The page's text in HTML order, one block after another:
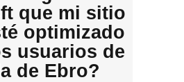
que mi sitio
optimizado
usuarios de
de Ebro?